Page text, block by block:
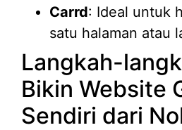
Carrd: Ideal untuk
satu halaman atau
Langkah-
Bikin Website
Sendiri dari